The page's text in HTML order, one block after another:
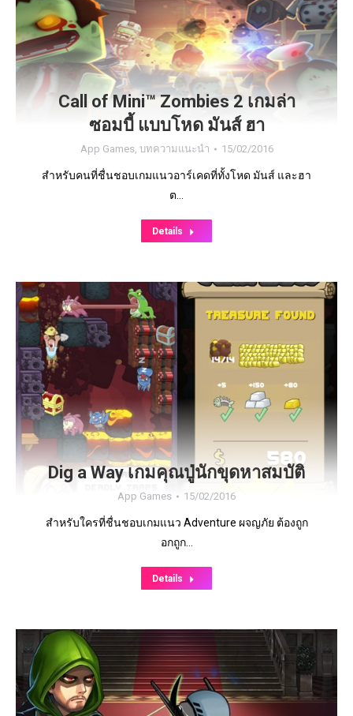
Call of Mini™ Zombies 2 เกมล่า
ซอมบี้ แบบโหด มันส์ ฮา
App Games, บทความแนะนำ 15/02/2016
สำหรับคนที่ชื่นชอบเกมแนวอาร์เคดที่ทั้งโหด มันส์ และฮา
ต…
Details
Dig a Way เกมคุณปู่นักขุดหาสมบัติ
App Games 15/02/2016
สำหรับใครที่ชื่นชอบเกมแนว Adventure ผจญภัย ต้องถูก
อกถูก…
Details